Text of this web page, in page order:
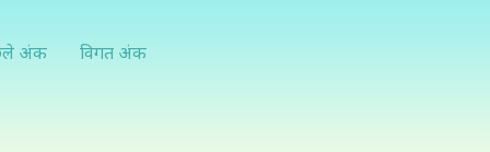
अंक विगत अंक